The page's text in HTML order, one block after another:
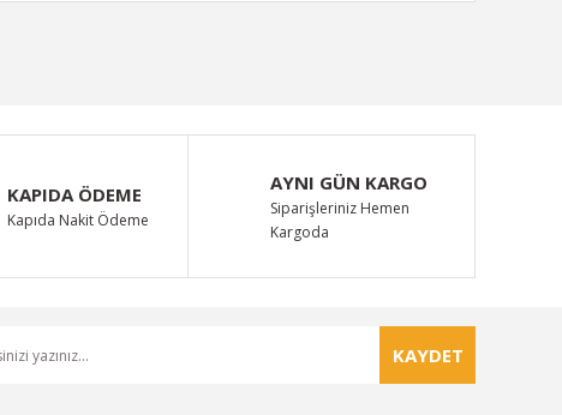
iletebilirsiniz.
KAPIDA ÖDEME
Kapıda Nakit Ödeme
AYNI GÜN KARGO
Siparişleriniz Hemen
Kargoda
KAYDET